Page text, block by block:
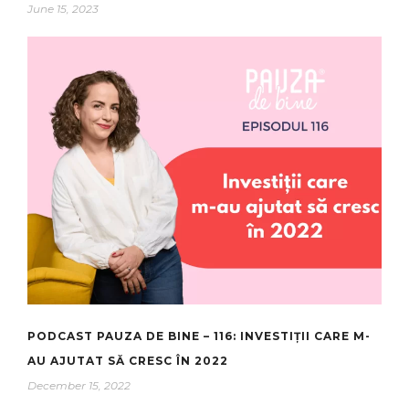
June 15, 2023
PODCAST PAUZA DE BINE – 116: INVESTIȚII CARE M-
AU AJUTAT SĂ CRESC ÎN 2022
December 15, 2022